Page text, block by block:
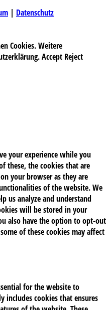
| Datenschutz
Cookies. Weitere
Accept Reject
your experience while you
these, the cookies that are
your browser as they are
of the website. We
us analyze and understand
will be stored in your
also have the option to opt-out
of these cookies may affect
for the website to
includes cookies that ensures